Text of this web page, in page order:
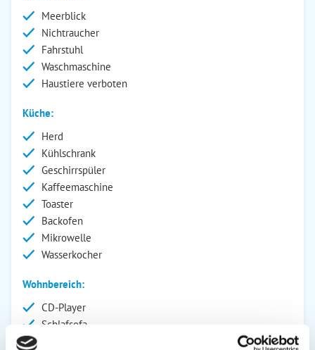
Meerblick
Nichtraucher
Fahrstuhl
Waschmaschine
Haustiere verboten
Küche:
Herd
Kühlschrank
Geschirrspüler
Kaffeemaschine
Toaster
Backofen
Mikrowelle
Wasserkocher
Wohnbereich:
CD-Player
Schlafsofa